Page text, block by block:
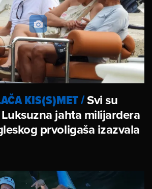
KIS(S)MET/Svi su
jahta milijardera
prvoligaša izazvala